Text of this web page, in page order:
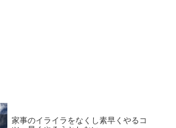
家事のイライラをなくし素早くやるコ